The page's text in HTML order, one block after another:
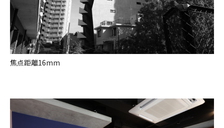
焦点距離16mm